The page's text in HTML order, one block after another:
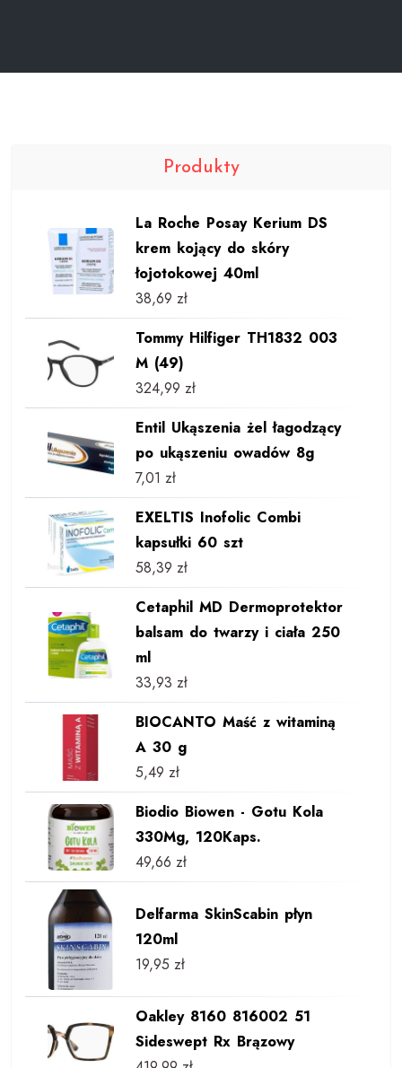
Produkty
La Roche Posay Kerium DS
krem kojący do skóry
łojotokowej 40ml
38,69 zł
Tommy Hilfiger TH1832 003
M (49)
324,99 zł
Entil Ukąszenia żel łagodzący
po ukąszeniu owadów 8g
7,01 zł
EXELTIS Inofolic Combi
kapsułki 60 szt
58,39 zł
Cetaphil MD Dermoprotektor
balsam do twarzy i ciała 250
ml
33,93 zł
BIOCANTO Maść z witaminą
A 30 g
5,49 zł
Biodio Biowen - Gotu Kola
330Mg, 120Kaps.
49,66 zł
Delfarma SkinScabin płyn
120ml
19,95 zł
Oakley 8160 816002 51
Sideswept Rx Brązowy